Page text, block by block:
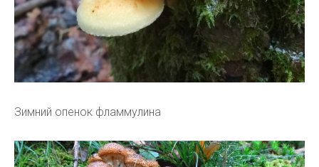
Зимний опенок фламмулина